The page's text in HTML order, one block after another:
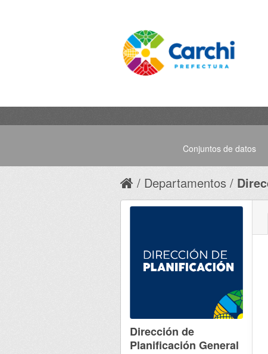
Conjuntos de datos
Departamentos
Dirección de
Planificación General